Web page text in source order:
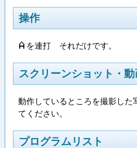
操作
Ａ を連打 それだけです。
スクリーンショット・動
動作しているところを撮影した
てください。
プログラムリスト